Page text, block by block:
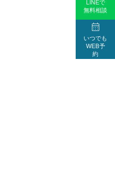
LINEで
無料相談

いつでも
WEB予
約